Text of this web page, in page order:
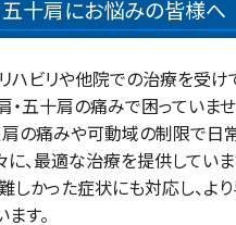
五十肩にお悩みの皆様へ
ハビリや他院での治療を受け
・五十肩の痛みで困っていま
肩の痛みや可動域の制限で日
に、最適な治療を提供してい
しかった症状にも対応し、よ
す。